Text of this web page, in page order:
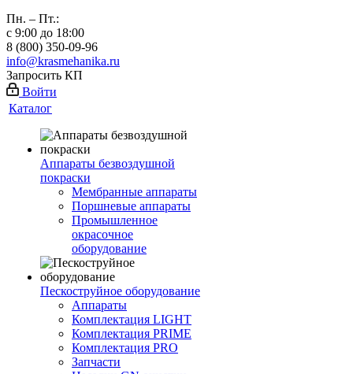
Пн. – Пт.:
с 9:00 до 18:00
8 (800) 350-09-96
info@krasmehanika.ru
Запросить КП
Войти
Каталог
Аппараты безвоздушной
покраски
Мембранные аппараты
Поршневые аппараты
Промышленное
окрасочное
оборудование
Пескоструйное оборудование
Аппараты
Комплектация LIGHT
Комплектация PRIME
Комплектация PRO
Запчасти